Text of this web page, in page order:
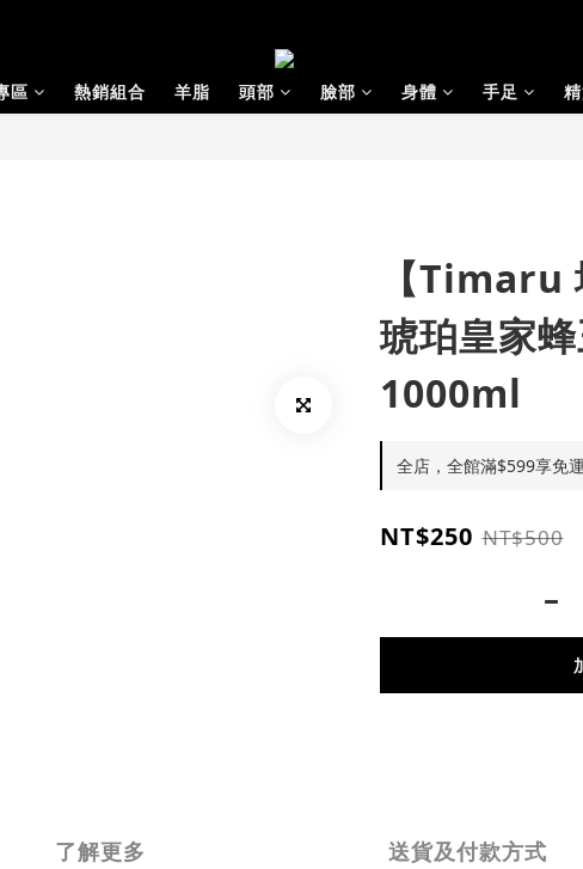
區 熱銷組合 羊脂 頭部 臉部 身體 手足
【Timaru
琥珀皇家
1000ml
全店，全館滿$599享免運
NT$250 NT$500
了解更多 送貨及付款方式